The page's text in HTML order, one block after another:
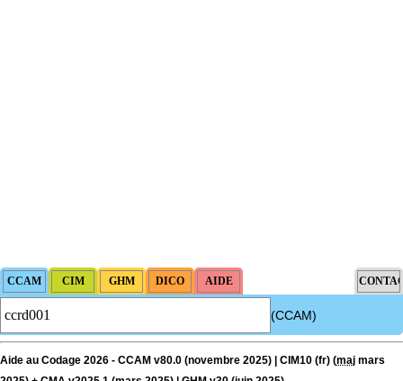
(CCAM)
Aide au Codage 2026 - CCAM v80.0 (novembre 2025) | CIM10 (fr) (maj mars